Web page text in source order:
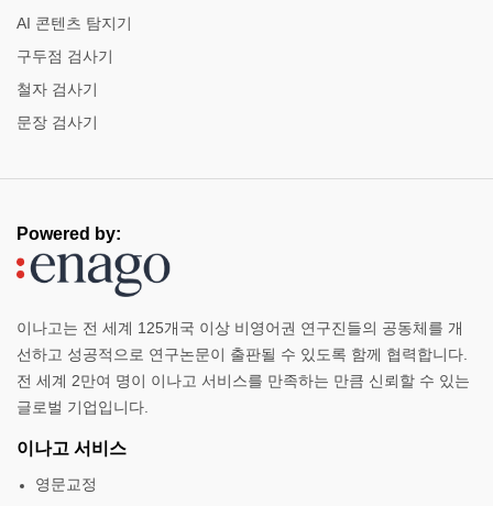
AI 콘텐츠 탐지기
구두점 검사기
철자 검사기
문장 ​​검사기
Powered by:
이나고는 전 세계 125개국 이상 비영어권 연구진들의 공동체를 개
선하고 성공적으로 연구논문이 출판될 수 있도록 함께 협력합니다.
전 세계 2만여 명이 이나고 서비스를 만족하는 만큼 신뢰할 수 있는
글로벌 기업입니다.
이나고 서비스
영문교정